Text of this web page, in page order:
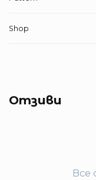
Shop
Отзиви
Все